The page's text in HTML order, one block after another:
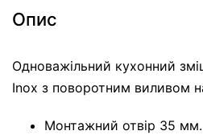
Опис
Одноважільний кухонний
Inox з поворотним виливом
Монтажний отвір 35 мм.